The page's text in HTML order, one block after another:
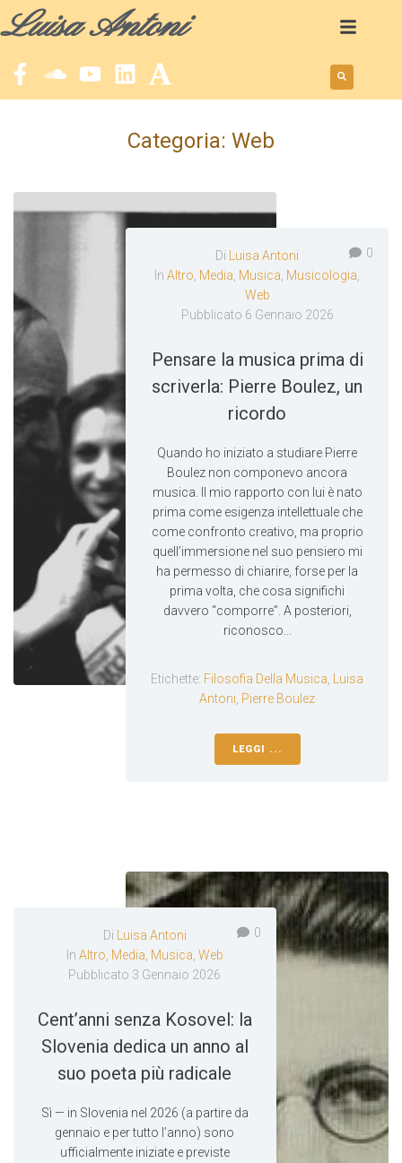
Luisa Antoni
Categoria: Web
0
Di
Luisa Antoni
InAltro Media Musica Musicologia
Web
Pubblicato 6 Gennaio 2026
Pensare la musica prima di
scriverla: Pierre Boulez, un
ricordo
Quando ho iniziato a studiare Pierre
Boulez non componevo ancora
musica. Il mio rapporto con lui è nato
prima come esigenza intellettuale che
come confronto creativo, ma proprio
quell’immersione nel suo pensiero mi
ha permesso di chiarire, forse per la
prima volta, che cosa significhi
davvero “comporre”. A posteriori,
riconosco...
Etichette: Filosofia Della Musica
Luisa
Antoni Pierre Boulez
LEGGI ...
0
Di
Luisa Antoni
In Altro Media Musica Web
Pubblicato 3 Gennaio 2026
Cent’anni senza Kosovel: la
Slovenia dedica un anno al
suo poeta più radicale
Sì — in Slovenia nel 2026 (a partire da
gennaio e per tutto l’anno) sono
ufficialmente iniziate e previste